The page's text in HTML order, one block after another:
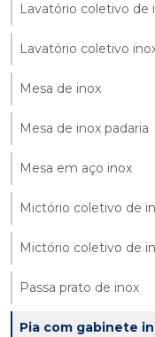
Lavatório coletivo de
Lavatório coletivo
Mesa de inox
Mesa de inox padaria
Mesa em aço inox
Mictório coletivo de
Mictório coletivo de
Passa prato de inox
Pia com gabinete